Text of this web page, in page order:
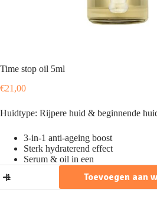
Time stop oil 5ml
€21,00
Huidtype: Rijpere huid & beginnende
3-in-1 anti-ageing boost
Sterk hydraterend effect
Serum & oil in een
stop
oil
Toevoegen aan